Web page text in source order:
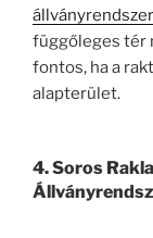
függőleges tér
fontos, ha a
alapterület.
4. Soros